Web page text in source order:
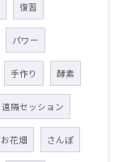
復習
パワー
手作り 酵素
遠隔セッション
お花畑 さんぽ